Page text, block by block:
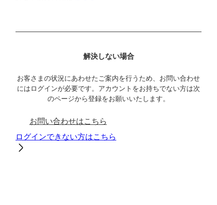
解決しない場合
お客さまの状況にあわせたご案内を行うため、お問い合わせ
にはログインが必要です。アカウントをお持ちでない方は次
のページから登録をお願いいたします。
お問い合わせはこちら
ログインできない方はこちら